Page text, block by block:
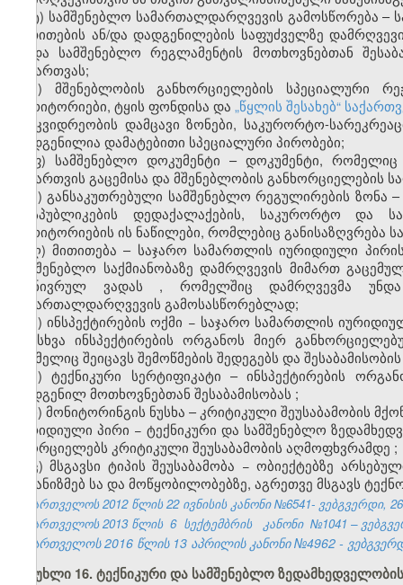
ტ) სამშენებლო სამართალდარღვევის გამოსწორება –
მითითების ან/და დადგენილების საფუძველზე
ან/და სამშენებლო რეგლამენტის მოთხოვნებთან
ნებართვას;
უ) მშენებლობის განხორციელების სპეციალური
ტერიტორიები, ტყის ფონდისა და „წყლის შესახებ“
მემკვიდრეობის დამცავი ზონები, საკურორტო-
დადგენილია დამატებითი სპეციალური პირობები;
ფ) სამშენებლო დოკუმენტი – დოკუმენტი,
ნებართვის გაცემისა და მშენებლობის განხორციელების
ქ) განსაკუთრებული სამშენებლო რეგულირების
რესპუბლიკების დედაქალაქების, საკურორტო და
ტერიტორიების ის ნაწილები, რომლებიც
ღ) მითითება – საჯარო სამართლის იურიდიული
სამშენებლო საქმიანობაზე დამრღვევის მიმართ
გონივრულ ვადას , რომელშიც დამრღვევმა უნდა
სამართალდარღვევის გამოსასწორებლად;
ყ) ინსპექტირების ოქმი − საჯარო სამართლის
ან სხვა ინსპექტირების ორგანოს მიერ
რომელიც შეიცავს შემოწმების შედეგებს და
შ) ტექნიკური სერტიფიკატი – ინსპექტირების
დადგენილ მოთხოვნებთან შესაბამისობას ;
ჩ) მონიტორინგის ნუსხა – კრიტიკული შეუსაბამობის
იურიდიული პირი − ტექნიკური და სამშენებლო
ახორციელებს კრიტიკული შეუსაბამობის აღმოფხვრამდე ;
ც) მსგავსი ტიპის შეუსაბამობა − ობიექტებზე
მექანიზმებ სა და მოწყობილობებზე, აგრეთვე მსგავს
საქართველოს 2012 წლის 22 ივნისის კანონი №6541- ვებგვერდი,
საქართველოს 2013 წლის 6 სექტემბრის კანონი №1041 –
საქართველოს 2016 წლის 13 აპრილის კანონი №4962 -
მუხლი 16. ტექნიკური და სამშენებლო